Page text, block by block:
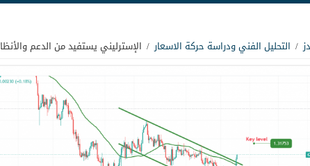
/ التحليل الفني ودراسة حركة الاسعار / الإسترليني يستفيد من الدعم والأنظار